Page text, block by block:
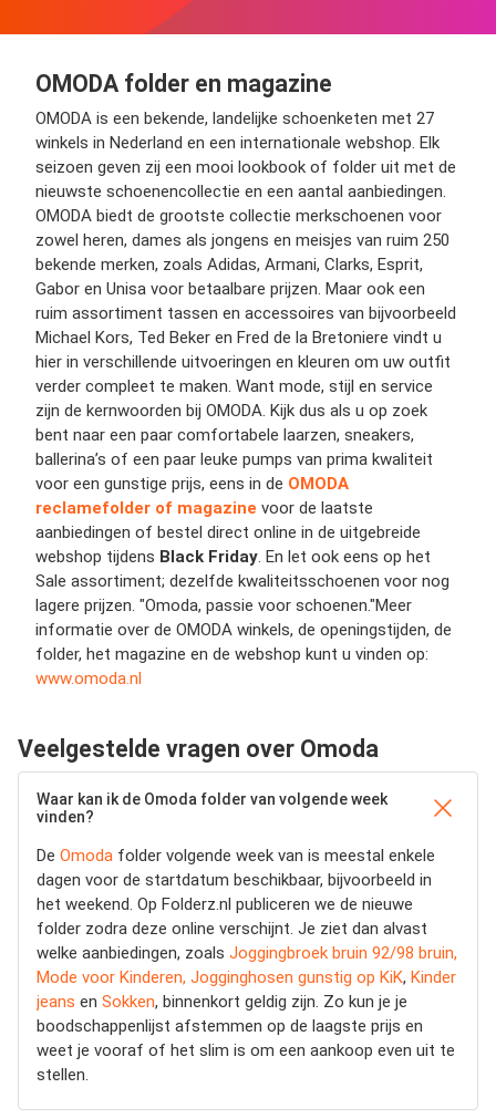
OMODA folder en magazine
OMODA is een bekende, landelijke schoenketen met 27
winkels in Nederland en een internationale webshop. Elk
seizoen geven zij een mooi lookbook of folder uit met de
nieuwste schoenencollectie en een aantal aanbiedingen.
OMODA biedt de grootste collectie merkschoenen voor
zowel heren, dames als jongens en meisjes van ruim 250
bekende merken, zoals Adidas, Armani, Clarks, Esprit,
Gabor en Unisa voor betaalbare prijzen. Maar ook een
ruim assortiment tassen en accessoires van bijvoorbeeld
Michael Kors, Ted Beker en Fred de la Bretoniere vindt u
hier in verschillende uitvoeringen en kleuren om uw outfit
verder compleet te maken. Want mode, stijl en service
zijn de kernwoorden bij OMODA. Kijk dus als u op zoek
bent naar een paar comfortabele laarzen, sneakers,
ballerina’s of een paar leuke pumps van prima kwaliteit
voor een gunstige prijs, eens in de OMODA
reclamefolder of magazine voor de laatste
aanbiedingen of bestel direct online in de uitgebreide
webshop tijdens Black Friday. En let ook eens op het
Sale assortiment; dezelfde kwaliteitsschoenen voor nog
lagere prijzen. "Omoda, passie voor schoenen."Meer
informatie over de OMODA winkels, de openingstijden, de
folder, het magazine en de webshop kunt u vinden op:
www.omoda.nl
Veelgestelde vragen over Omoda
Waar kan ik de Omoda folder van volgende week
vinden?
De Omoda folder volgende week van is meestal enkele
dagen voor de startdatum beschikbaar, bijvoorbeeld in
het weekend. Op Folderz.nl publiceren we de nieuwe
folder zodra deze online verschijnt. Je ziet dan alvast
welke aanbiedingen, zoals Joggingbroek bruin 92/98 bruin,
Mode voor Kinderen, Jogginghosen gunstig op KiK, Kinder
jeans en Sokken, binnenkort geldig zijn. Zo kun je je
boodschappenlijst afstemmen op de laagste prijs en
weet je vooraf of het slim is om een aankoop even uit te
stellen.